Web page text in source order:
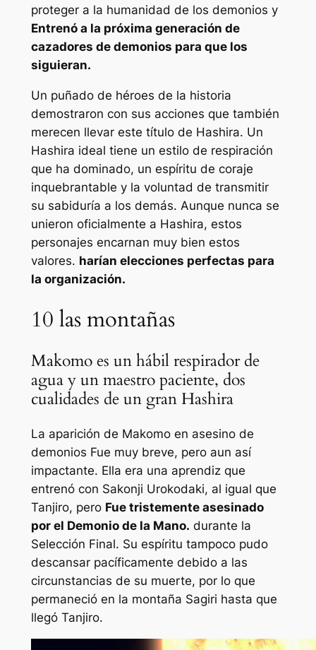
proteger a la humanidad de los demonios y
Entrenó a la próxima generación de
cazadores de demonios para que los
siguieran.
Un puñado de héroes de la historia
demostraron con sus acciones que también
merecen llevar este título de Hashira. Un
Hashira ideal tiene un estilo de respiración
que ha dominado, un espíritu de coraje
inquebrantable y la voluntad de transmitir
su sabiduría a los demás. Aunque nunca se
unieron oficialmente a Hashira, estos
personajes encarnan muy bien estos
valores. harían elecciones perfectas para
la organización.
10 las montañas
Makomo es un hábil respirador de
agua y un maestro paciente, dos
cualidades de un gran Hashira
La aparición de Makomo en asesino de
demonios Fue muy breve, pero aun así
impactante. Ella era una aprendiz que
entrenó con Sakonji Urokodaki, al igual que
Tanjiro, pero Fue tristemente asesinado
por el Demonio de la Mano. durante la
Selección Final. Su espíritu tampoco pudo
descansar pacíficamente debido a las
circunstancias de su muerte, por lo que
permaneció en la montaña Sagiri hasta que
llegó Tanjiro.